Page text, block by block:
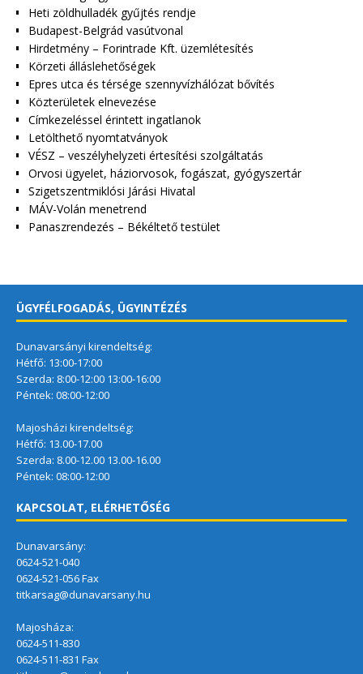
Heti zöldhulladék gyűjtés rendje
Budapest-Belgrád vasútvonal
Hirdetmény – Forintrade Kft. üzemlétesítés
Körzeti álláslehetőségek
Epres utca és térsége szennyvízhálózat bővítés
Közterületek elnevezése
Címkezeléssel érintett ingatlanok
Letölthető nyomtatványok
VÉSZ – veszélyhelyzeti értesítési szolgáltatás
Orvosi ügyelet, háziorvosok, fogászat, gyógyszertár
Szigetszentmiklósi Járási Hivatal
MÁV-Volán menetrend
Panaszrendezés – Békéltető testület
ÜGYFÉLFOGADÁS, ÜGYINTÉZÉS
Dunavarsányi kirendeltség:
Hétfő: 13:00-17:00
Szerda: 8:00-12:00 13:00-16:00
Péntek: 08:00-12:00
Majosházi kirendeltség:
Hétfő: 13.00-17.00
Szerda: 8.00-12.00 13.00-16.00
Péntek: 08:00-12:00
KAPCSOLAT, ELÉRHETŐSÉG
Dunavarsány:
0624-521-040
0624-521-056 Fax
titkarsag@dunavarsany.hu
Majosháza:
0624-511-830
0624-511-831 Fax